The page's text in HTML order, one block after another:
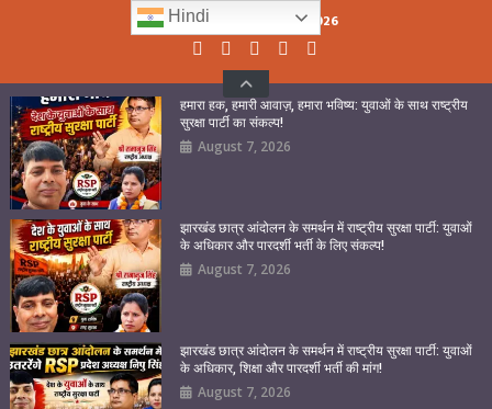
Saturday, August 08, 2026
हमारा हक, हमारी आवाज़, हमारा भविष्य: युवाओं के साथ राष्ट्रीय
सुरक्षा पार्टी का संकल्प!
August 7, 2026
झारखंड छात्र आंदोलन के समर्थन में राष्ट्रीय सुरक्षा पार्टी: युवाओं
के अधिकार और पारदर्शी भर्ती के लिए संकल्प!
August 7, 2026
झारखंड छात्र आंदोलन के समर्थन में राष्ट्रीय सुरक्षा पार्टी: युवाओं
के अधिकार, शिक्षा और पारदर्शी भर्ती की मांग!
August 7, 2026
Hindi